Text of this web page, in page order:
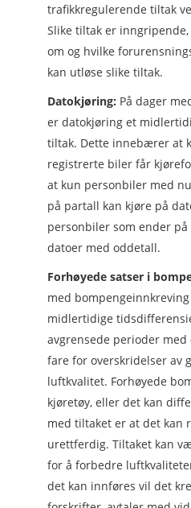
trafikkregulerende tiltak
Slike tiltak er
om og hvilke
kan utløse slike tiltak.
Datokjøring: På dager
er datokjøring et
tiltak. Dette innebærer at
registrerte biler får
at kun personbiler med
på partall kan kjøre på
personbiler som ender
datoer med oddetall.
Forhøyede satser i
med
midlertidige
avgrensede perioder
fare for overskridelser av
luftkvalitet. Forhøyede
kjøretøy, eller det kan
med tiltaket er at det kan
urettferdig. Tiltaket kan
for å forbedre
det kan innføres vil det